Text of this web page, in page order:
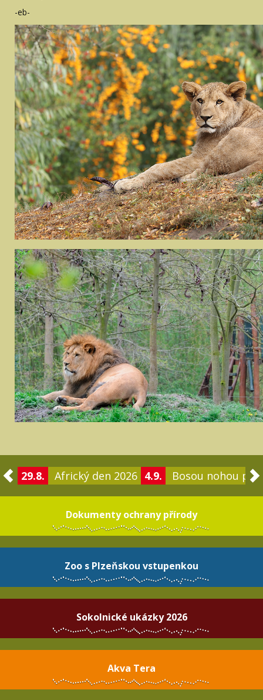
-eb-
29.8. Africký den 2026 4.9. Bosou nohou po
Dokumenty ochrany přírody
Zoo s Plzeňskou vstupenkou
Sokolnické ukázky 2026
Akva Tera